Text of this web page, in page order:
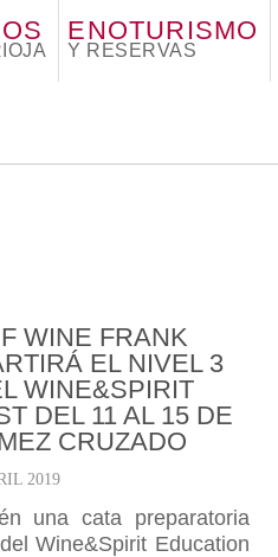
ENOTURISMO
Y RESERVAS
WINE FRANK
EL NIVEL 3
WINE&SPIRIT
DEL 11 AL 15 DE
CRUZADO
2019
una cata preparatoria
Wine&Spirit Education